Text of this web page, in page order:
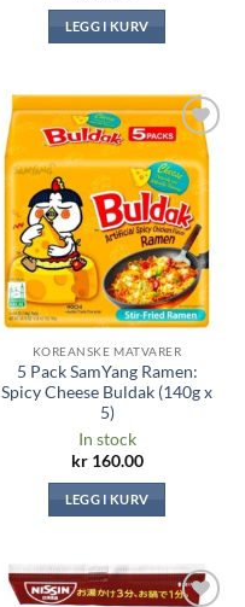
LEGG I KURV
Legg til i
ønskeliste
KOREANSKE MATVARER
5 Pack SamYang Ramen:
Spicy Cheese Buldak (140g x
5)
In stock
kr160.00
LEGG I KURV